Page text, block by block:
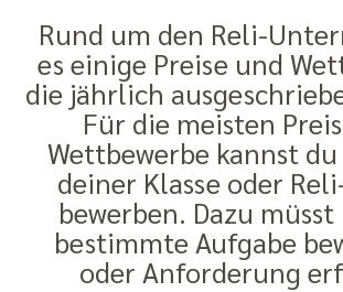
Rund um den Reli-
es einige Preise und
die jährlich
Für die meisten
Wettbewerbe kannst
deiner Klasse oder
bewerben. Dazu
bestimmte Aufgabe
oder Anforderung